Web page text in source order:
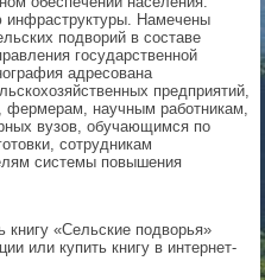
инфраструктуры. Намечены
подворий в составе
государственной
адресована
предприятий,
фермерам, научным работникам,
вузов, обучающимся по
сотрудникам
системы повышения
«Сельские подворья»
или купить книгу в интернет-